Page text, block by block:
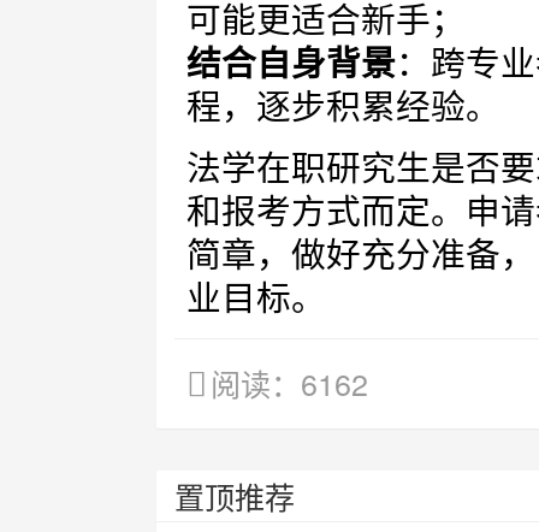
可能更适合新手；
结合自身背景：跨专
程，逐步积累经验。
法学在职研究生是否
和报考方式而定。申
简章，做好充分准备
业目标。
阅读：6162
置顶推荐